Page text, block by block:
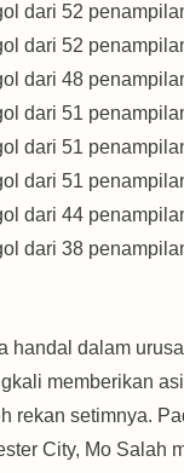
dari 52
dari 52
dari 48
dari 51
dari 51
dari 51
dari 44
dari 38
handal dalam
memberikan
rekan setimnya.
City, Mo Salah